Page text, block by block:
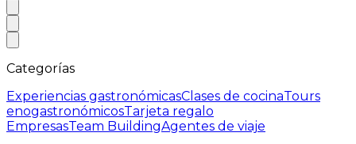
Categorías
Experiencias gastronómicasClases de cocinaTours
enogastronómicosTarjeta regalo
EmpresasTeam BuildingAgentes de viaje